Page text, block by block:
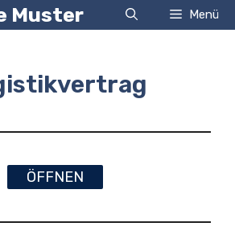
Muster Menü
ÖFFNEN